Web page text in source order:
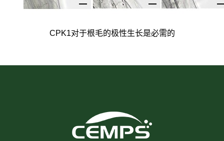
CPK1对于根毛的极性生长是必需的